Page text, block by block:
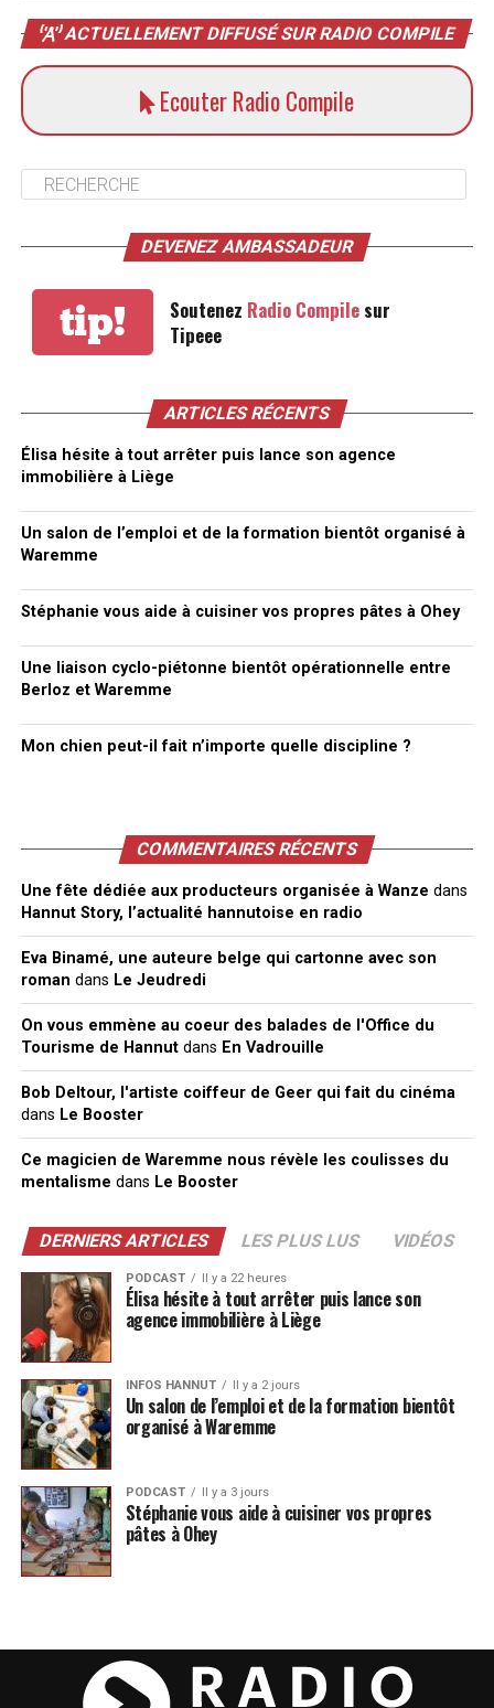
ACTUELLEMENT DIFFUSÉ SUR RADIO COMPILE
Ecouter Radio Compile
DEVENEZ AMBASSADEUR
tip! Soutenez Radio Compilesur
Tipeee
ARTICLES RÉCENTS
Élisa hésite à tout arrêter puis lance son agence
immobilière à Liège
Un salon de l’emploi et de la formation bientôt organisé à
Waremme
Stéphanie vous aide à cuisiner vos propres pâtes à Ohey
Une liaison cyclo-piétonne bientôt opérationnelle entre
Berloz et Waremme
Mon chien peut-il fait n’importe quelle discipline ?
COMMENTAIRES RÉCENTS
Une fête dédiée aux producteurs organisée à Wanze dans
Hannut Story, l’actualité hannutoise en radio
Eva Binamé, une auteure belge qui cartonne avec son
roman dans Le Jeudredi
On vous emmène au coeur des balades de l'Office du
Tourisme de Hannutdans En Vadrouille
Bob Deltour, l'artiste coiffeur de Geer qui fait du cinéma
dans Le Booster
Ce magicien de Waremme nous révèle les coulisses du
mentalisme dans Le Booster
DERNIERS ARTICLES LES PLUS LUS VIDÉOS
PODCAST Il y a 22 heures
Élisa hésite à tout arrêter puis lance son
agence immobilière à Liège
INFOS HANNUT Il y a 2 jours
Un salon de l’emploi et de la formation bientôt
organisé à Waremme
PODCAST Il y a 3 jours
Stéphanie vous aide à cuisiner vos propres
pâtes à Ohey